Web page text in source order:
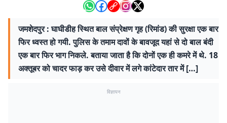
जमशेदपुर : घाघीडीह स्थित बाल संप्रेक्षण गृह (रिमांड) की सुरक्षा एक बार
फिर ध्वस्त हो गयी. पुलिस के तमाम दावों के बावजूद यहां से दो बाल बंदी
एक बार फिर भाग निकले. बताया जाता है कि दोनों एक ही कमरे में थे. 18
अक्तूबर को चादर फाड़ कर उसे दीवार में लगे कांटेदार तार में […]
विज्ञापन